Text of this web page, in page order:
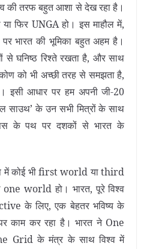
की तरफ बहुत आशा से देख रहा है।
या फिर UNGA हो। इस माहौल में,
भारत की भूमिका बहुत अहम है।
से घनिष्ठ रिश्ते रखता है, और साथ
को भी अच्छी तरह से समझता है,
इसी आधार पर हम अपनी जी-20
साउथ’ के उन सभी मित्रों के साथ
के पथ पर दशकों से भारत के
में कोई भी first world या third
world हो। भारत, पूरे विश्व
के लिए, एक बेहतर भविष्य के
काम कर रहा है। भारत ने One
Grid के मंत्र के साथ विश्व में